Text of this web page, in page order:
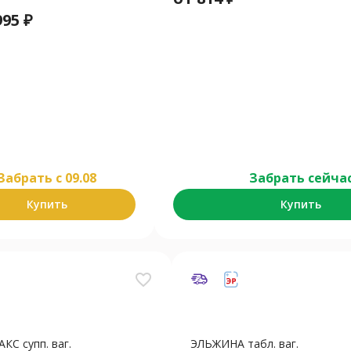
₽
c 09.08
Купить
Забрать
Купить
favorite_border
супп. ваг.
ЭЛЬЖИНА табл. ваг.